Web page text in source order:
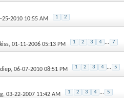
25-2010 10:55 AM 1 2
, 01-11-2006 05:13 PM 1 2 3 4 ... 7
, 06-07-2010 08:51 PM 1 2 3 4 ... 5
, 03-22-2007 11:42 AM 1 2 3 4 ... 5